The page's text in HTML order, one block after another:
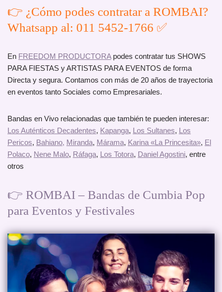
👉 ¿Cómo podes contratar a ROMBAI?
Whatsapp al: 011 5452-1766 ✅
En FREEDOM PRODUCTORApodes contratar tus SHOWS
PARA FIESTAS y ARTISTAS PARA EVENTOS de forma
Directa y segura. Contamos con más de 20 años de trayectoria
en eventos tanto Sociales como Empresariales.
Bandas en Vivo relacionadas que también te pueden interesar:
Los Auténticos Decadentes, Kapanga, Los Sultanes, Los
Pericos, Bahiano, Miranda, Márama, Karina «La Princesita», El
Polaco, Nene Malo, Ráfaga, Los Totora, Daniel Agostini, entre
otros
👉 ROMBAI – Bandas de Cumbia Pop
para Eventos y Festivales